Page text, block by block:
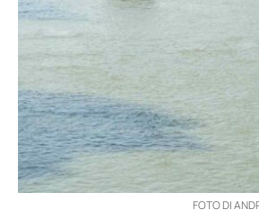
FOTO DI